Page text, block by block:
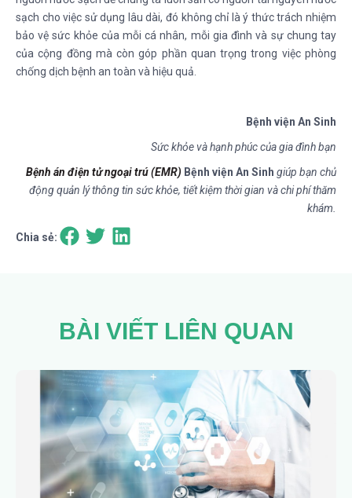
sạch cho việc sử dụng lâu dài, đó không chỉ là ý thức trách nhiệm
bảo vệ sức khỏe của mỗi cá nhân, mỗi gia đình và sự chung tay
của cộng đồng mà còn góp phần quan trọng trong việc phòng
chống dịch bệnh an toàn và hiệu quả.
Bệnh viện An Sinh
Sức khỏe và hạnh phúc của gia đình bạn
Bệnh án điện tửngoại trú (EMR) Bệnh viện An Sinh giúp bạn chủ
động quản lý thông tin sức khỏe, tiết kiệm thời gian và chi phí thăm
khám.
Chia sẻ:
BÀI VIẾT LIÊN QUAN